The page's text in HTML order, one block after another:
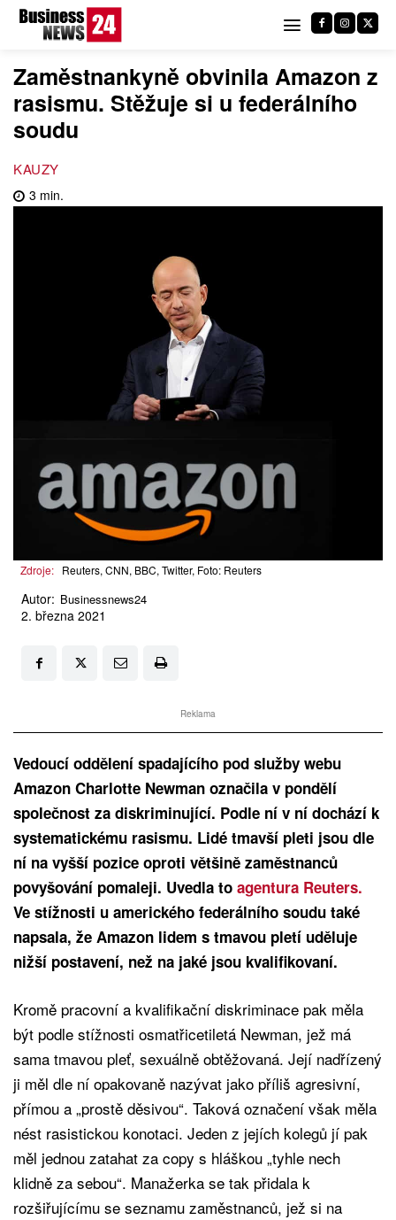
Zaměstnankyně obvinila Amazon z
rasismu. Stěžuje si u federálního
soudu
KAUZY
3 min.
Zdroje: Reuters, CNN, BBC, Twitter, Foto: Reuters
Autor: Businessnews24
2. března 2021
Reklama
Vedoucí oddělení spadajícího pod služby webu
Amazon Charlotte Newman označila v pondělí
společnost za diskriminující. Podle ní v ní dochází k
systematickému rasismu. Lidé tmavší pleti jsou dle
ní na vyšší pozice oproti většině zaměstnanců
povyšování pomaleji. Uvedla to agentura Reuters.
Ve stížnosti u amerického federálního soudu také
napsala, že Amazon lidem s tmavou pletí uděluje
nižší postavení, než na jaké jsou kvalifikovaní.
Kromě pracovní a kvalifikační diskriminace pak měla
být podle stížnosti osmatřicetiletá Newman, jež má
sama tmavou pleť, sexuálně obtěžovaná. Její nadřízený
ji měl dle ní opakovaně nazývat jako příliš agresivní,
přímou a „prostě děsivou“. Taková označení však měla
nést rasistickou konotaci. Jeden z jejích kolegů jí pak
měl jednou zatahat za copy s hláškou „tyhle nech
klidně za sebou“. Manažerka se tak přidala k
rozšiřujícímu se seznamu zaměstnanců, jež si na